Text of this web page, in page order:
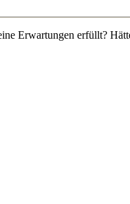
Erwartungen erfüllt?